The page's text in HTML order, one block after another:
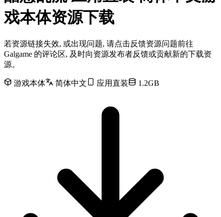
戏本体资源下载
若资源链接失效, 或出现问题, 请点击反馈资源问题前往
Galgame 的评论区, 及时向资源发布者反馈或贡献新的下载资
源。
游戏本体 简体中文 应用直装 1.2GB